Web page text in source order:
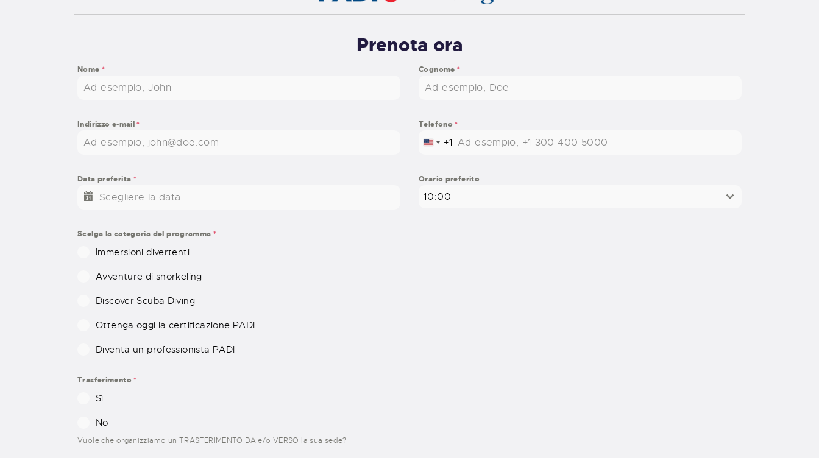
Prenota ora
Nome * Cognome*
Indirizzo e-mail* Telefono*
UNITED STATES +1
+1
Data preferita * Orario preferito
10:00
Scelga la categoria del programma *
Immersioni divertenti
Avventure di snorkeling
Discover Scuba Diving
Ottenga oggi la certificazione PADI
Diventa un professionista PADI
Trasferimento*
Sì
No
Vuole che organizziamo un TRASFERIMENTO DA e/o VERSO la sua sede?